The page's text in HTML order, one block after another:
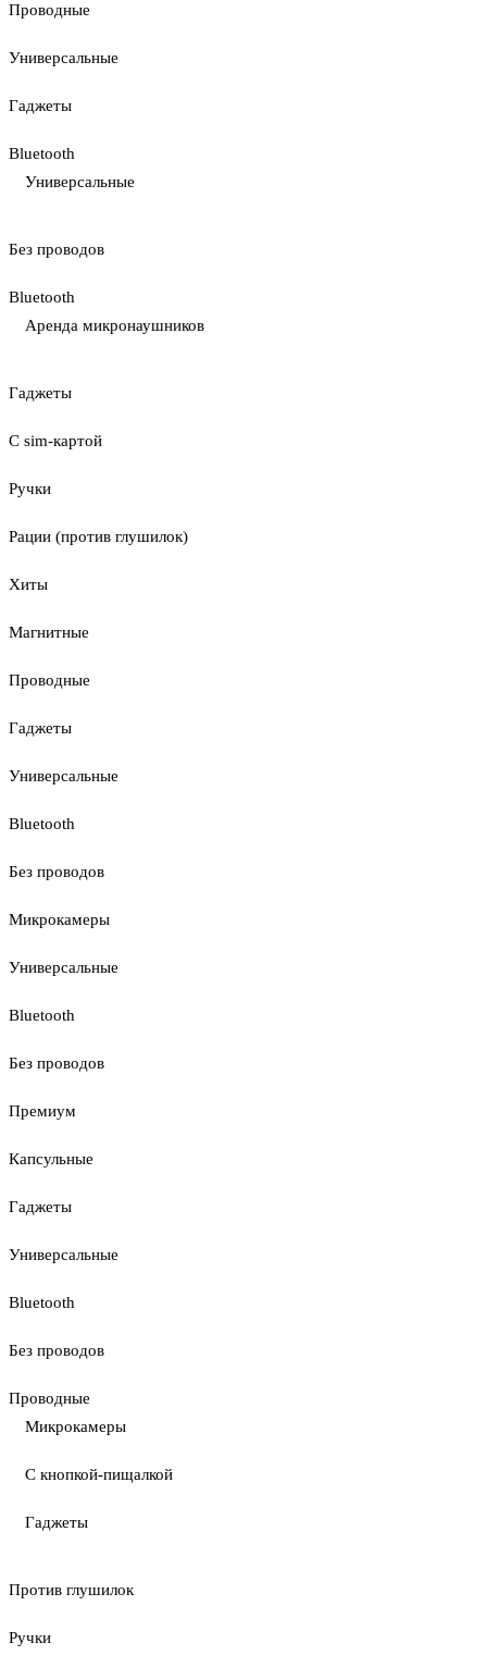
Проводные
Универсальные
Гаджеты
Bluetooth
Универсальные
Без проводов
Bluetooth
Аренда микронаушников
Гаджеты
С sim-картой
Ручки
Рации (против глушилок)
Хиты
Магнитные
Проводные
Гаджеты
Универсальные
Bluetooth
Без проводов
Микрокамеры
Универсальные
Bluetooth
Без проводов
Премиум
Капсульные
Гаджеты
Универсальные
Bluetooth
Без проводов
Проводные
Микрокамеры
С кнопкой-пищалкой
Гаджеты
Против глушилок
Ручки